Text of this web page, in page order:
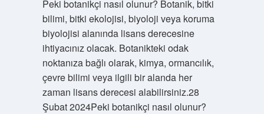
Peki botanikçi nasıl olunur? Botanik, bitki
bilimi, bitki ekolojisi, biyoloji veya koruma
biyolojisi alanında lisans derecesine
ihtiyacınız olacak. Botanikteki odak
noktanıza bağlı olarak, kimya, ormancılık,
çevre bilimi veya ilgili bir alanda her
zaman lisans derecesi alabilirsiniz.28
Şubat 2024Peki botanikçi nasıl olunur?